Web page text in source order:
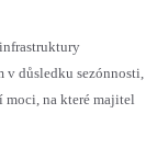
důsledku sezónnosti,
moci, na které majitel